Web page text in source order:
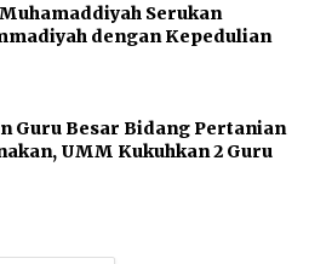
Muhamaddiyah Serukan
dengan Kepedulian
Guru Besar Bidang Pertanian
UMM Kukuhkan 2 Guru